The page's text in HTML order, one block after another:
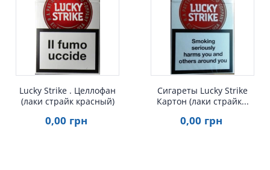
Быстрый просмотр
Lucky Strike . Целлофан
(лаки страйк красный)
0,00 грн
Быстрый просмотр
Сигареты Lucky Strike
Картон (лаки страйк...
0,00 грн